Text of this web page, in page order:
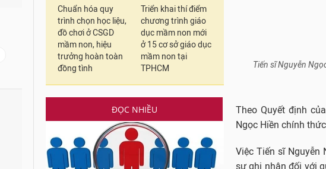
Chuẩn hóa quy
trình chọn học liệu,
đồ chơi ở CSGD
mầm non, hiệu
trưởng hoàn toàn
đồng tình
Triển khai thí điểm
chương trình giáo
dục mầm non mới
ở 15 cơ sở giáo dục
mầm non tại
TPHCM
ĐỌC NHIỀU
Đại học Vinh năm